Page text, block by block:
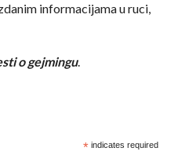
informacijama u ruci,
o gejmingu.
* indicates required